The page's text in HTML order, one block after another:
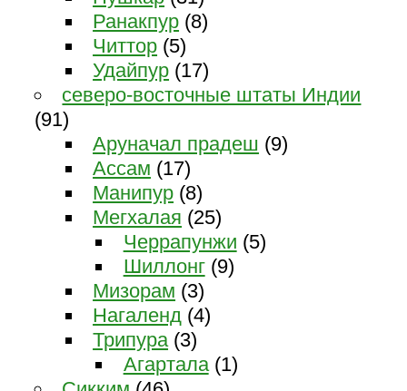
Ранакпур (8)
Читтор (5)
Удайпур (17)
северо-восточные штаты Индии
(91)
Аруначал прадеш (9)
Ассам (17)
Манипур (8)
Мегхалая (25)
Черрапунжи (5)
Шиллонг(9)
Мизорам (3)
Нагаленд (4)
Трипура(3)
Агартала(1)